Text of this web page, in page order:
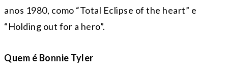
anos 1980, como “Total Eclipse of the heart” e
“Holding out for a hero”.
Quem é Bonnie Tyler